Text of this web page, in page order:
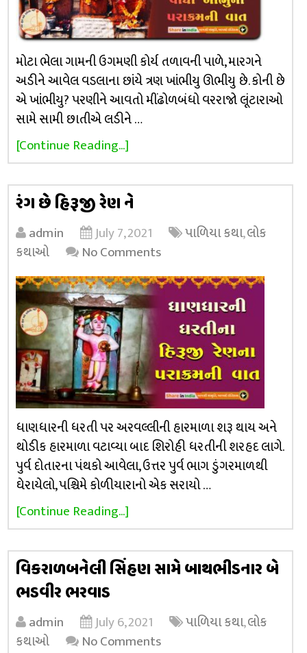
મોટા ભેલા ગામની ઉગમણી કોર્ય તળાવની પાળે, મારગને
અડીને આવેલ વડલાના છાંયે ત્રણ ખાંભીયુ ઊભીયુ છે. કોની છે
એ ખાંભીયુ? પરણીને આવતો મીંઢોળબંધો વરરાજો લૂંટારાઓ
સામે સામી છાતીએ લડીને …
[Continue Reading...]
રંગ છે હિરૂજી રેણ ને
admin July 7, 2021 પાળિયા કથા,લોક
કથાઓ
No Comments
ધાણધારની ધરતી પર અરવલ્લીની હારમાળા શરૂ થાય અને
થોડીક હારમાળા વટાવ્યા બાદ શિરોહી ધરતીની શરહદ લાગે.
પુર્વ દોતારના પંથકો આવેલા, ઉત્તર પુર્વ ભાગ ડુંગરમાળથી
ઘેરાયેલો, પશ્ચિમે કોળીયારાનો એક સરાયો …
[Continue Reading...]
વિકરાળબનેલી સિંહણ સામે બાથભીડનાર બે
ભડવીર ભરવાડ
admin July 6, 2021 પાળિયા કથા,લોક
કથાઓ
No Comments